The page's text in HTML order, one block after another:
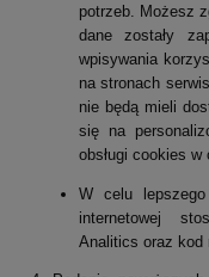
potrzeb. Możesz
dane zostały
wpisywania
na stronach
nie będą mieli
się na
obsługi cookies
W celu
internetowej
Analitics oraz kod